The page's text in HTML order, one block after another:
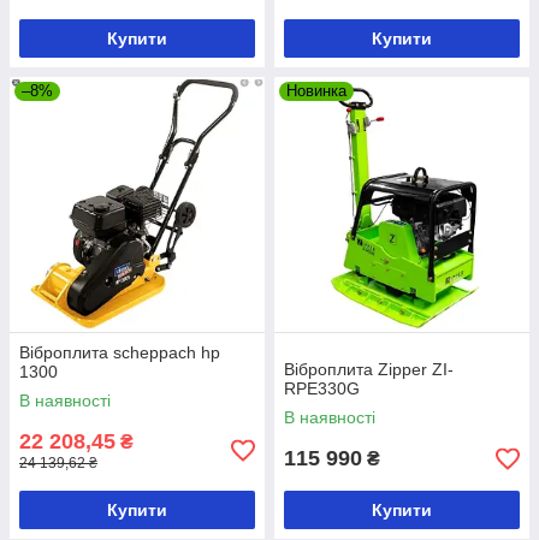
Купити Купити
–8%
Віброплита scheppach hp
1300
В наявності
22 208,45 ₴
24 139,62 ₴
Купити
Новинка
Віброплита Zipper ZI-
RPE330G
В наявності
115 990 ₴
Купити